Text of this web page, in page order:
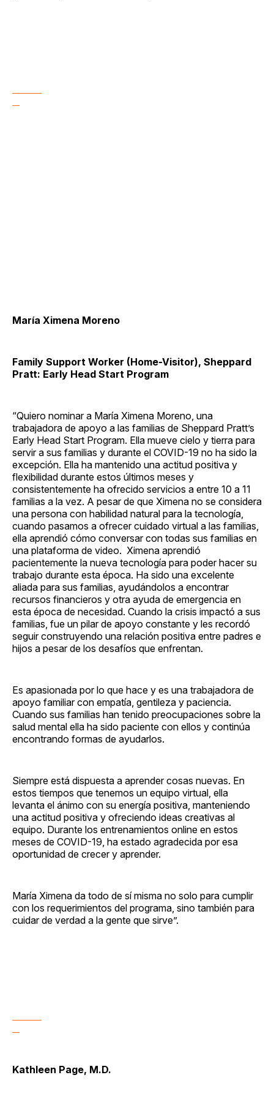
María Ximena Moreno
Family Support Worker (Home-Visitor), Sheppard
Pratt: Early Head Start Program
“Quiero nominar a María Ximena Moreno, una
trabajadora de apoyo a las familias de Sheppard Pratt’s
Early Head Start Program. Ella mueve cielo y tierra para
servir a sus familias y durante el COVID-19 no ha sido la
excepción. Ella ha mantenido una actitud positiva y
flexibilidad durante estos últimos meses y
consistentemente ha ofrecido servicios a entre 10 a 11
familias a la vez. A pesar de que Ximena no se considera
una persona con habilidad natural para la tecnología,
cuando pasamos a ofrecer cuidado virtual a las familias,
ella aprendió cómo conversar con todas sus familias en
una plataforma de video. Ximena aprendió
pacientemente la nueva tecnología para poder hacer su
trabajo durante esta época. Ha sido una excelente
aliada para sus familias, ayudándolos a encontrar
recursos financieros y otra ayuda de emergencia en
esta época de necesidad. Cuando la crisis impactó a sus
familias, fue un pilar de apoyo constante y les recordó
seguir construyendo una relación positiva entre padres e
hijos a pesar de los desafíos que enfrentan.
Es apasionada por lo que hace y es una trabajadora de
apoyo familiar con empatía, gentileza y paciencia.
Cuando sus familias han tenido preocupaciones sobre la
salud mental ella ha sido paciente con ellos y continúa
encontrando formas de ayudarlos.
Siempre está dispuesta a aprender cosas nuevas. En
estos tiempos que tenemos un equipo virtual, ella
levanta el ánimo con su energía positiva, manteniendo
una actitud positiva y ofreciendo ideas creativas al
equipo. Durante los entrenamientos online en estos
meses de COVID-19, ha estado agradecida por esa
oportunidad de crecer y aprender.
María Ximena da todo de sí misma no solo para cumplir
con los requerimientos del programa, sino también para
cuidar de verdad a la gente que sirve”.
Kathleen Page, M.D.